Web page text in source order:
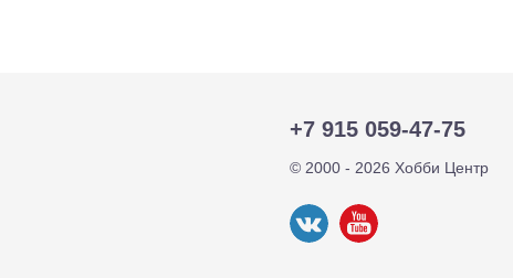
+7 915 059-47-75
© 2000 - 2026 Хобби Центр